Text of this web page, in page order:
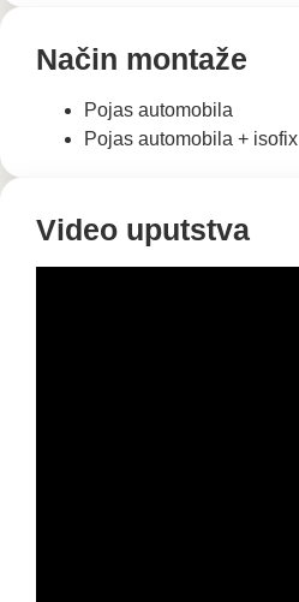
Način montaže
Pojas automobila
Pojas automobila + isofix
Video uputstva